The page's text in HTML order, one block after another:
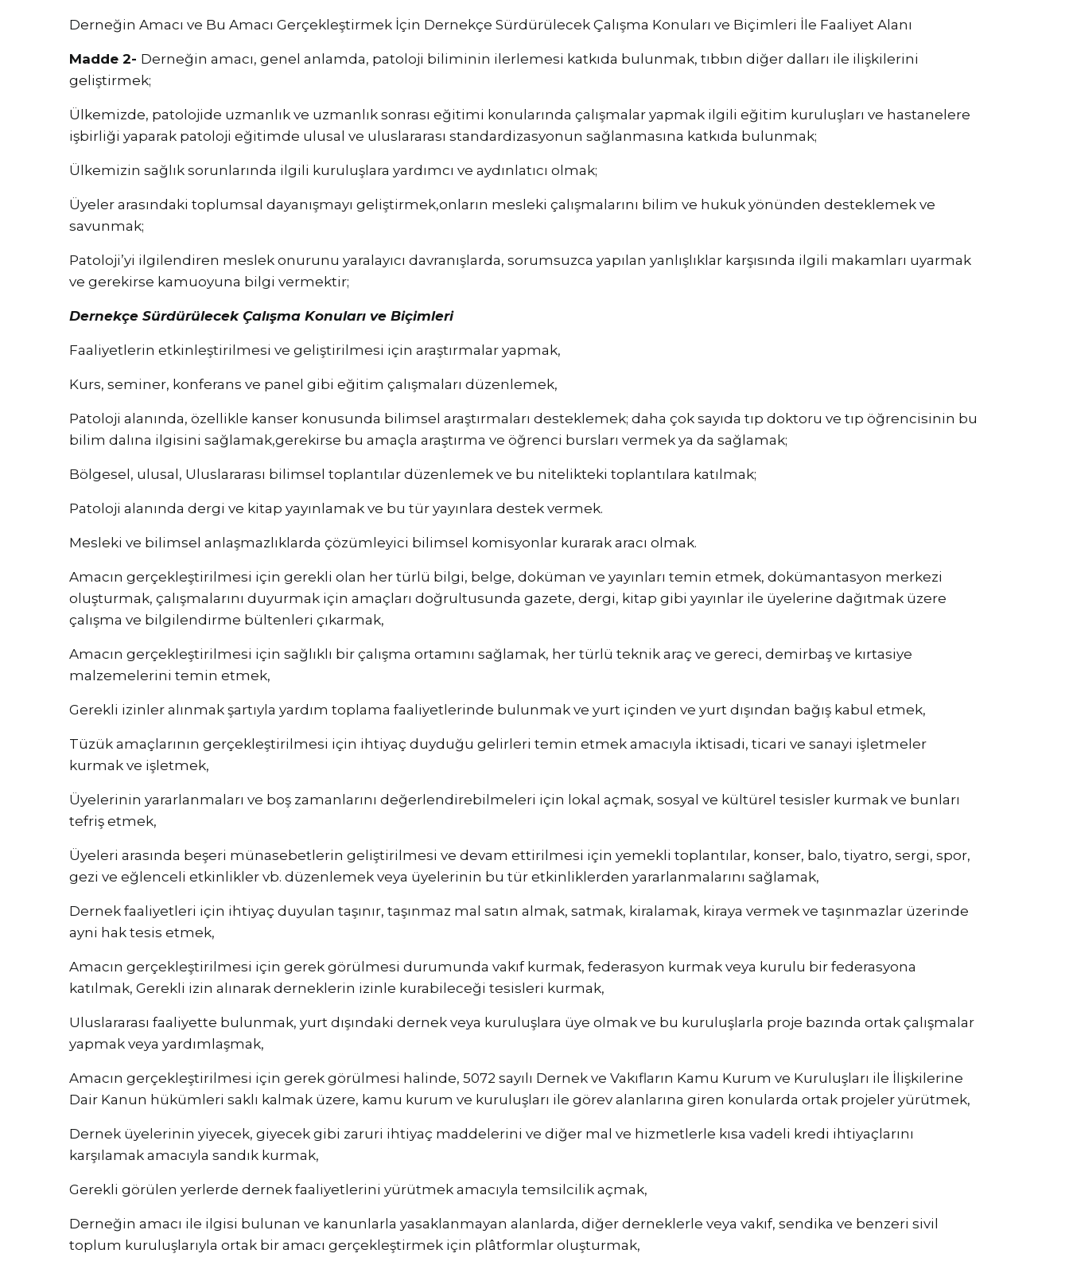
Derneğin Amacı ve Bu Amacı Gerçekleştirmek İçin Dernekçe Sürdürülecek Çalışma Konuları ve Biçimleri İle Faaliyet Alanı
Madde 2- Derneğin amacı, genel anlamda, patoloji biliminin ilerlemesi katkıda bulunmak, tıbbın diğer dalları ile ilişkilerini
geliştirmek;
Ülkemizde, patolojide uzmanlık ve uzmanlık sonrası eğitimi konularında çalışmalar yapmak ilgili eğitim kuruluşları ve hastanelere
işbirliği yaparak patoloji eğitimde ulusal ve uluslararası standardizasyonun sağlanmasına katkıda bulunmak;
Ülkemizin sağlık sorunlarında ilgili kuruluşlara yardımcı ve aydınlatıcı olmak;
Üyeler arasındaki toplumsal dayanışmayı geliştirmek,onların mesleki çalışmalarını bilim ve hukuk yönünden desteklemek ve
savunmak;
Patoloji’yi ilgilendiren meslek onurunu yaralayıcı davranışlarda, sorumsuzca yapılan yanlışlıklar karşısında ilgili makamları uyarmak
ve gerekirse kamuoyuna bilgi vermektir;
Dernekçe Sürdürülecek Çalışma Konuları ve Biçimleri
Faaliyetlerin etkinleştirilmesi ve geliştirilmesi için araştırmalar yapmak,
Kurs, seminer, konferans ve panel gibi eğitim çalışmaları düzenlemek,
Patoloji alanında, özellikle kanser konusunda bilimsel araştırmaları desteklemek; daha çok sayıda tıp doktoru ve tıp öğrencisinin bu
bilim dalına ilgisini sağlamak,gerekirse bu amaçla araştırma ve öğrenci bursları vermek ya da sağlamak;
Bölgesel, ulusal, Uluslararası bilimsel toplantılar düzenlemek ve bu nitelikteki toplantılara katılmak;
Patoloji alanında dergi ve kitap yayınlamak ve bu tür yayınlara destek vermek.
Mesleki ve bilimsel anlaşmazlıklarda çözümleyici bilimsel komisyonlar kurarak aracı olmak.
Amacın gerçekleştirilmesi için gerekli olan her türlü bilgi, belge, doküman ve yayınları temin etmek, dokümantasyon merkezi
oluşturmak, çalışmalarını duyurmak için amaçları doğrultusunda gazete, dergi, kitap gibi yayınlar ile üyelerine dağıtmak üzere
çalışma ve bilgilendirme bültenleri çıkarmak,
Amacın gerçekleştirilmesi için sağlıklı bir çalışma ortamını sağlamak, her türlü teknik araç ve gereci, demirbaş ve kırtasiye
malzemelerini temin etmek,
Gerekli izinler alınmak şartıyla yardım toplama faaliyetlerinde bulunmak ve yurt içinden ve yurt dışından bağış kabul etmek,
Tüzük amaçlarının gerçekleştirilmesi için ihtiyaç duyduğu gelirleri temin etmek amacıyla iktisadi, ticari ve sanayi işletmeler
kurmak ve işletmek,
Üyelerinin yararlanmaları ve boş zamanlarını değerlendirebilmeleri için lokal açmak, sosyal ve kültürel tesisler kurmak ve bunları
tefriş etmek,
Üyeleri arasında beşeri münasebetlerin geliştirilmesi ve devam ettirilmesi için yemekli toplantılar, konser, balo, tiyatro, sergi, spor,
gezi ve eğlenceli etkinlikler vb. düzenlemek veya üyelerinin bu tür etkinliklerden yararlanmalarını sağlamak,
Dernek faaliyetleri için ihtiyaç duyulan taşınır, taşınmaz mal satın almak, satmak, kiralamak, kiraya vermek ve taşınmazlar üzerinde
ayni hak tesis etmek,
Amacın gerçekleştirilmesi için gerek görülmesi durumunda vakıf kurmak, federasyon kurmak veya kurulu bir federasyona
katılmak, Gerekli izin alınarak derneklerin izinle kurabileceği tesisleri kurmak,
Uluslararası faaliyette bulunmak, yurt dışındaki dernek veya kuruluşlara üye olmak ve bu kuruluşlarla proje bazında ortak çalışmalar
yapmak veya yardımlaşmak,
Amacın gerçekleştirilmesi için gerek görülmesi halinde, 5072 sayılı Dernek ve Vakıfların Kamu Kurum ve Kuruluşları ile İlişkilerine
Dair Kanun hükümleri saklı kalmak üzere, kamu kurum ve kuruluşları ile görev alanlarına giren konularda ortak projeler yürütmek,
Dernek üyelerinin yiyecek, giyecek gibi zaruri ihtiyaç maddelerini ve diğer mal ve hizmetlerle kısa vadeli kredi ihtiyaçlarını
karşılamak amacıyla sandık kurmak,
Gerekli görülen yerlerde dernek faaliyetlerini yürütmek amacıyla temsilcilik açmak,
Derneğin amacı ile ilgisi bulunan ve kanunlarla yasaklanmayan alanlarda, diğer derneklerle veya vakıf, sendika ve benzeri sivil
toplum kuruluşlarıyla ortak bir amacı gerçekleştirmek için plâtformlar oluşturmak,